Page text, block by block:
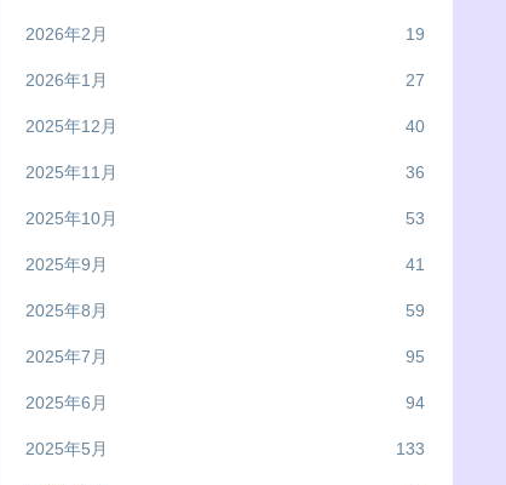
2026年2月 19
2026年1月 27
2025年12月 40
2025年11月 36
2025年10月 53
2025年9月 41
2025年8月 59
2025年7月 95
2025年6月 94
2025年5月 133